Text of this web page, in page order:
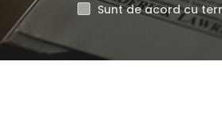
Sunt de acord cu